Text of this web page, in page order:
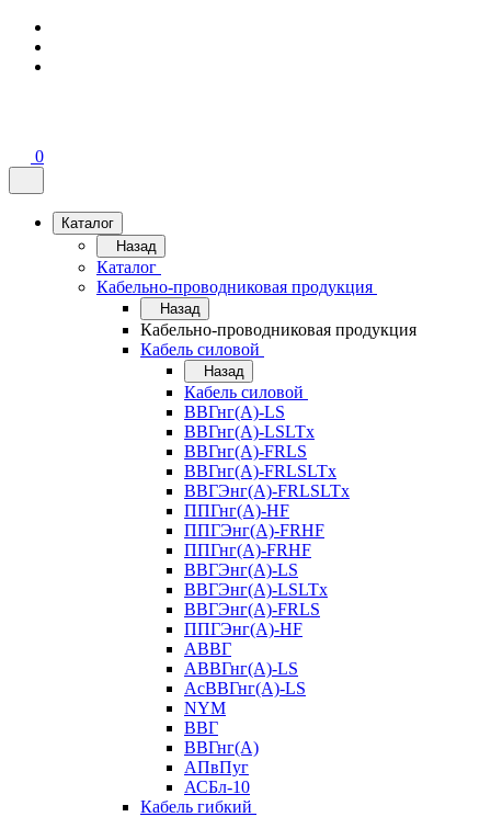
0
Каталог
Назад
Каталог
Кабельно-проводниковая продукция
Назад
Кабельно-проводниковая продукция
Кабель силовой
Назад
Кабель силовой
ВВГнг(А)-LS
ВВГнг(А)-LSLTx
ВВГнг(А)-FRLS
ВВГнг(А)-FRLSLTx
ВВГЭнг(А)-FRLSLTx
ППГнг(А)-HF
ППГЭнг(А)-FRHF
ППГнг(А)-FRHF
ВВГЭнг(А)-LS
ВВГЭнг(А)-LSLTx
ВВГЭнг(А)-FRLS
ППГЭнг(А)-HF
АВВГ
АВВГнг(А)-LS
АсВВГнг(А)-LS
NYM
ВВГ
ВВГнг(А)
АПвПуг
АСБл-10
Кабель гибкий